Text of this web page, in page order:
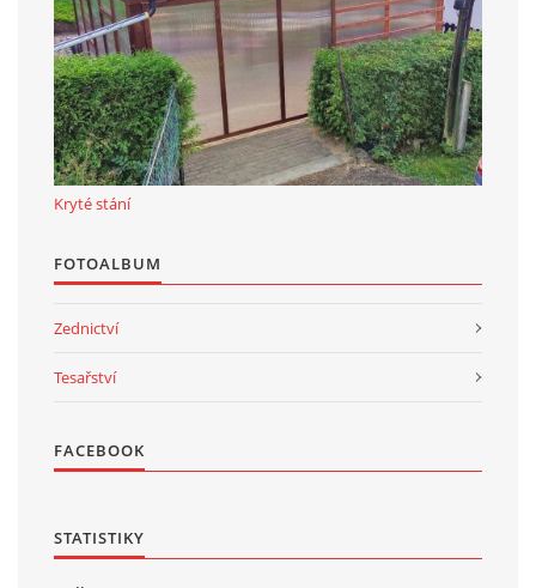
Kryté stání
FOTOALBUM
Zednictví
Tesařství
FACEBOOK
STATISTIKY